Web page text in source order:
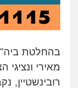
בהחלטת
מאירי ונציגי
רובינשטיין,